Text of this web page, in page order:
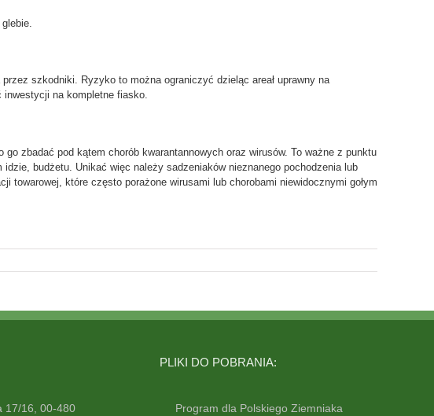
szkodniki. Ryzyko to można ograniczyć dzieląc areał uprawny na
na kompletne fiasko.
zbadać pod kątem chorób kwarantannowych oraz wirusów. To ważne z punktu
budżetu. Unikać więc należy sadzeniaków nieznanego pochodzenia lub
towarowej, które często porażone wirusami lub chorobami niewidocznymi gołym
17/16, 00-480
PLIKI DO POBRANIA:
Program dla Polskiego Ziemniaka